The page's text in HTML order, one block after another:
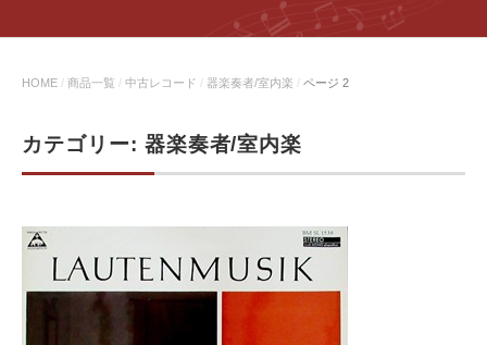
HOME / 商品一覧 / 中古レコード / 器楽奏者/室内楽 / ページ 2
カテゴリー: 器楽奏者/室内楽